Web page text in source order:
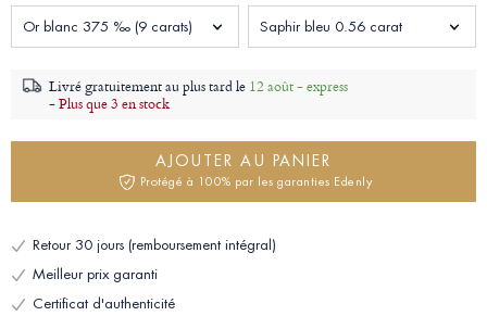
Or blanc 375 ‰ (9 carats) Saphir bleu 0.56 carat
Livré gratuitement au plus tard le 12 août - express
-Plus que 3 en stock
AJOUTER AU PANIER
Protégé à 100% par les garanties Edenly
Retour 30 jours (remboursement intégral)
Meilleur prix garanti
Certificat d'authenticité